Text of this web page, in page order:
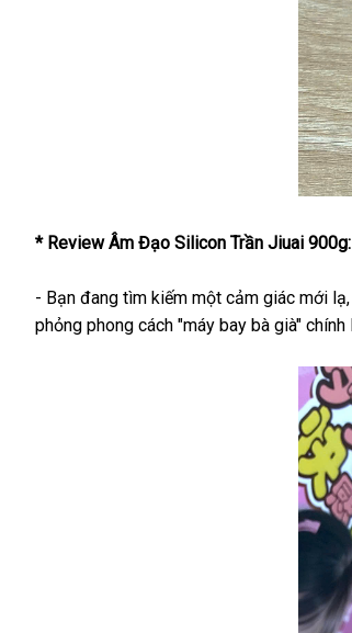
* Review Âm Đạo Silicon Trần Jiuai
- Bạn đang tìm kiếm một cảm giác mới
phỏng phong cách "máy bay bà già"